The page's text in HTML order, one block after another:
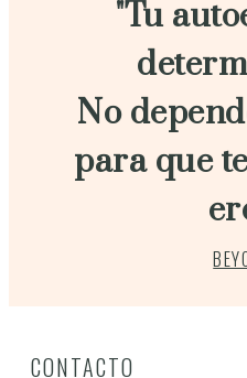
"Tu
No
para que
CONTACTO